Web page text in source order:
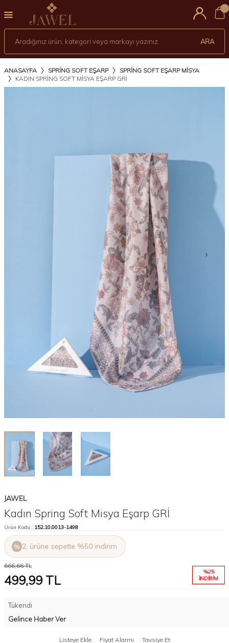
ARA
ANASAYFA SPRİNG SOFT EŞARP
SPRING SOFT EŞARP MISYA
KADIN SPRING SOFT MISYA EŞARP GRİ
JAWEL
Kadın Spring Soft Misya Eşarp GRİ
Ürün Kodu : 152.10.0013-1498
2. ürüne sepette %50 indirim
666,66TL
499,99TL
%25
İNDIRIM
Tükendi
Gelince Haber Ver
Listeye Ekle Fiyat Alarmı Tavsiye Et